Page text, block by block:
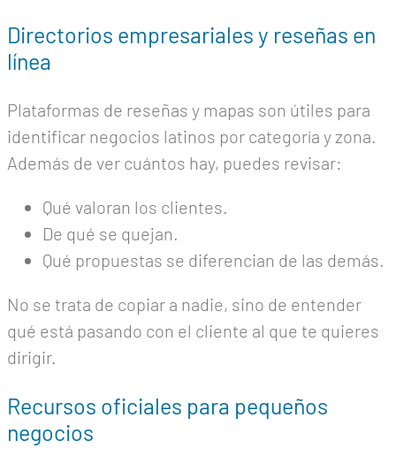
Directorios empresariales y reseñas en
línea
Plataformas de reseñas y mapas son útiles para
identificar negocios latinos por categoría y zona.
Además de ver cuántos hay, puedes revisar:
Qué valoran los clientes.
De qué se quejan.
Qué propuestas se diferencian de las demás.
No se trata de copiar a nadie, sino de entender
qué está pasando con el cliente al que te quieres
dirigir.
Recursos oficiales para pequeños
negocios